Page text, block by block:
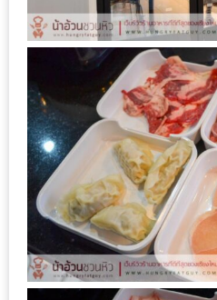
ระดับ
พรีเมียม
พร้อม
เนื้อ
ดำ
คู
โร
บูต